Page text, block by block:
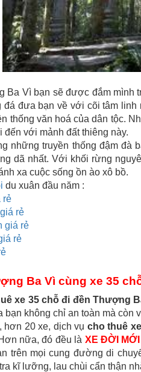
Ba Vì bạn sẽ được đắm mình
đá đưa bạn về với cõi tâm
thống văn hoá của dân tộc.
đến với mảnh đất thiêng này.
những truyền thống đậm
dã nhất. Với khối rừng
xa cuộc sống ồn ào xô bồ.
du xuân đầu năm :
rẻ
rẻ
giá rẻ
rẻ
Ba Vì cùng xe 35
xe 35 chỗ đi đền Thượng
bạn không chỉ an toàn mà còn
20 xe, dịch vụ cho thuê
nữa, đó đều là XE ĐỜI MỚI
trên mọi cung đường di
kĩ lưỡng, lau chùi cẩn thận